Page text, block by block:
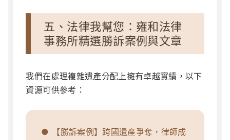
五、法律我幫您：雍和法律
事務所精選勝訴案例與文章
我們在處理複雜遺產分配上擁有卓越實績，以下
資源可供參考：
● 【勝訴案例】跨國遺產爭奪，律師成